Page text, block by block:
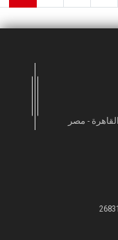
- مصر